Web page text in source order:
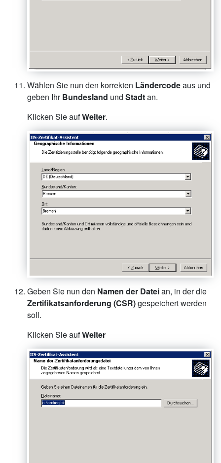
Wählen Sie nun den korrekten Ländercodeaus und
geben IhrBundesland und Stadtan.
Klicken Sie aufWeiter.
Geben Sie nun den Namen der Dateian, in der die
Zertifikatsanforderung (CSR)gespeichert werden
soll.
Klicken Sie aufWeiter